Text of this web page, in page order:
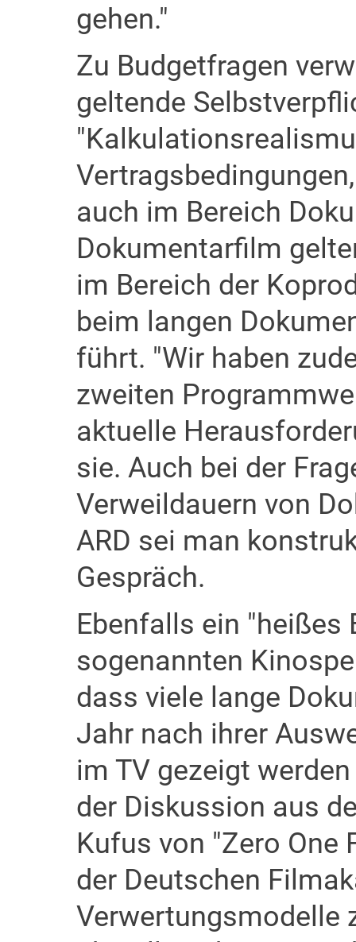
gehen."
Zu Budgetfragen
geltende
auch im Bereich
Dokumentarfilm
im Bereich der
beim langen
führt. "Wir haben
zweiten
aktuelle
sie. Auch bei der
Verweildauern von
ARD sei man
Gespräch.
Ebenfalls ein "heißes
sogenannten
dass viele lange
Jahr nach ihrer
im TV gezeigt
der Diskussion aus
Kufus von "Zero One
der Deutschen
Verwertungsmodelle